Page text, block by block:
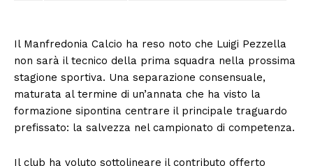
Il Manfredonia Calcio ha reso noto che Luigi Pezzella
non sarà il tecnico della prima squadra nella prossima
stagione sportiva. Una separazione consensuale,
maturata al termine di un’annata che ha visto la
formazione sipontina centrare il principale traguardo
prefissato: la salvezza nel campionato di competenza.
Il club ha voluto sottolineare il contributo offerto